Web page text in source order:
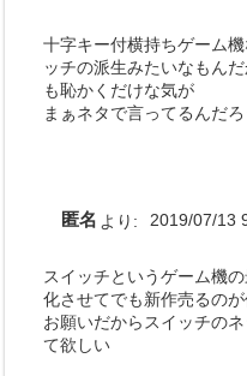
十字キー付横持ちゲーム
ッチの派生みたいなもん
も恥かくだけな気が
まぁネタで言ってるんだ
匿名 より: 2019/07/13
スイッチというゲーム機
化させてでも新作売るの
お願いだからスイッチの
て欲しい